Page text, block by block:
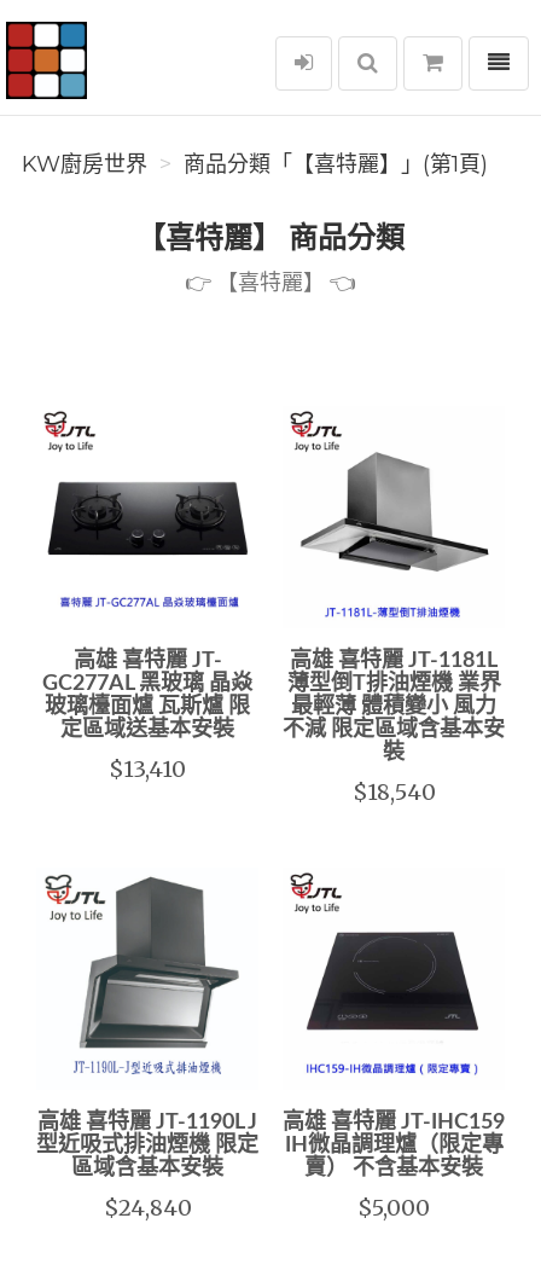
KW廚房世界
選單
KW廚房世界 商品分類「【喜特麗】」(第1頁)
【喜特麗】 商品分類
👉️ 【喜特麗】 👈️
高雄 喜特麗 JT-
GC277AL 黑玻璃 晶焱
玻璃檯面爐 瓦斯爐 限
定區域送基本安裝
$13,410
高雄 喜特麗 JT-1181L
薄型倒T排油煙機 業界
最輕薄 體積變小 風力
不減 限定區域含基本安
裝
$18,540
高雄 喜特麗 JT-1190L J
型近吸式排油煙機 限定
區域含基本安裝
$24,840
高雄 喜特麗 JT-IHC159
IH微晶調理爐（限定專
賣） 不含基本安裝
$5,000